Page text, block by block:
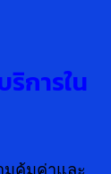
ริการใน
มคุ้มค่าและ